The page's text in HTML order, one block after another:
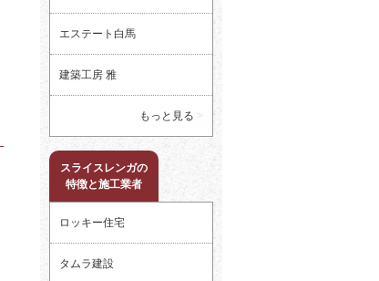
エステート白馬
建築工房 雅
もっと見る
スライスレンガの
特徴と施工業者
ロッキー住宅
タムラ建設